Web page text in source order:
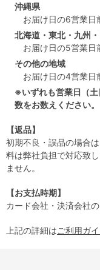
沖縄県
お届け日の6営業
北海道・東北・九州
お届け日の5営業
その他の地域
お届け日の4営業
※いずれも営業日（土
数をお数えください。
【返品】
初期不良・誤品の場合
料は弊社負担で対応致
ません。
【お支払時期】
カード会社・決済会社
上記の詳細はご利用ガ